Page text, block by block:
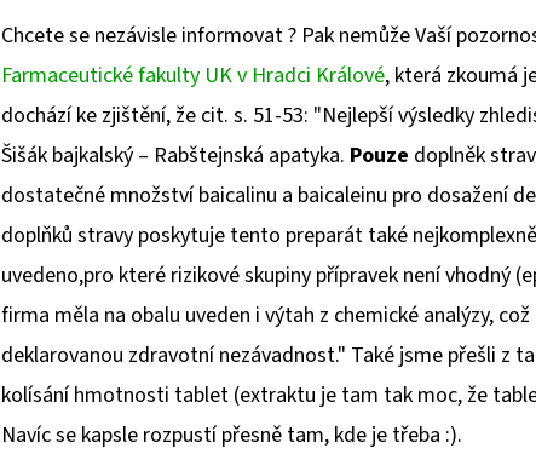
Chcete se nezávisle informovat ? Pak nemůže Vaší
Farmaceutické fakulty UK v Hradci Králové, která zkoumá
dochází ke zjištění, že cit. s. 51-53: "Nejlepší výsledky
Šišák bajkalský – Rabštejnská apatyka. Pouze doplněk
dostatečné množství baicalinu a baicaleinu pro dosažení
doplňků stravy poskytuje tento preparát také
uvedeno,pro které rizikové skupiny přípravek není vhodný
firma měla na obalu uveden i výtah z chemické analýzy,
deklarovanou zdravotní nezávadnost." Také jsme přešli z
kolísání hmotnosti tablet (extraktu je tam tak moc, že
Navíc se kapsle rozpustí přesně tam, kde je třeba :).